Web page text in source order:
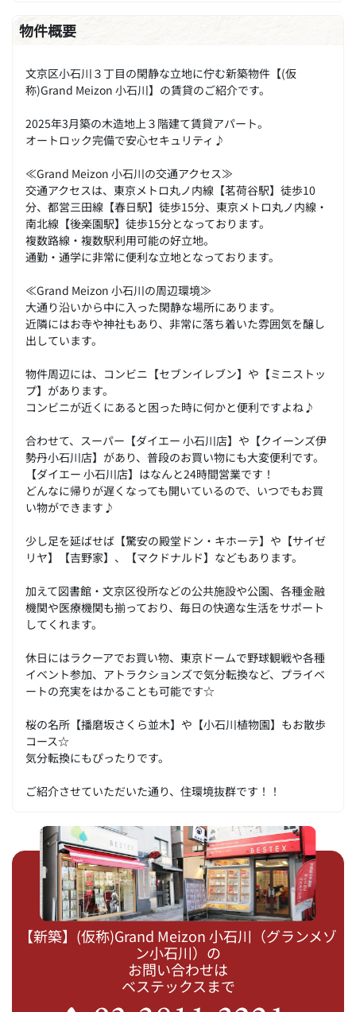
物件概要
文京区小石川３丁目の閑静な立地に佇む新築物件【(仮
称)Grand Meizon 小石川】の賃貸のご紹介です。
2025年3月築の木造地上３階建て賃貸アパート。
オートロック完備で安心セキュリティ♪
≪Grand Meizon 小石川の交通アクセス≫
交通アクセスは、東京メトロ丸ノ内線【茗荷谷駅】徒歩10
分、都営三田線【春日駅】徒歩15分、東京メトロ丸ノ内線・
南北線【後楽園駅】徒歩15分となっております。
複数路線・複数駅利用可能の好立地。
通勤・通学に非常に便利な立地となっております。
≪Grand Meizon 小石川の周辺環境≫
大通り沿いから中に入った閑静な場所にあります。
近隣にはお寺や神社もあり、非常に落ち着いた雰囲気を醸し
出しています。
物件周辺には、コンビニ【セブンイレブン】や【ミニストッ
プ】があります。
コンビニが近くにあると困った時に何かと便利ですよね♪
合わせて、スーパー【ダイエー 小石川店】や【クイーンズ伊
勢丹小石川店】があり、普段のお買い物にも大変便利です。
【ダイエー 小石川店】はなんと24時間営業です！
どんなに帰りが遅くなっても開いているので、いつでもお買
い物ができます♪
少し足を延ばせば【驚安の殿堂ドン・キホーテ】や【サイゼ
リヤ】【吉野家】、【マクドナルド】などもあります。
加えて図書館・文京区役所などの公共施設や公園、各種金融
機関や医療機関も揃っており、毎日の快適な生活をサポート
してくれます。
休日にはラクーアでお買い物、東京ドームで野球観戦や各種
イベント参加、アトラクションズで気分転換など、プライベ
ートの充実をはかることも可能です☆
桜の名所【播磨坂さくら並木】や【小石川植物園】もお散歩
コース☆
気分転換にもぴったりです。
ご紹介させていただいた通り、住環境抜群です！！
【新築】(仮称)Grand Meizon 小石川（グランメゾ
ン小石川）の
お問い合わせは
ベステックスまで